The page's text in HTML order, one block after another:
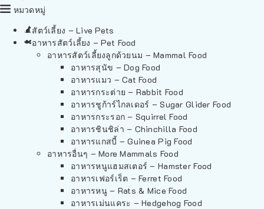
หมวดหมู่
สัตว์เลี้ยง – Live Pets
อาหารสัตว์เลี้ยง – Pet Food
อาหารสัตว์เลี้ยงลูกด้วยนม – Mammal Food
อาหารสุนัข – Dog Food
อาหารแมว – Cat Food
อาหารกระต่าย – Rabbit Food
อาหารชูก้าร์ไกลเดอร์ – Sugar Glider Food
อาหารกระรอก – Squirrel Food
อาหารชินชิล่า – Chinchilla Food
อาหารแกสบี้ – Guinea Pig Food
อาหารอื่นๆ – More Mammals Food
อาหารหนูแฮมสเตอร์ – Hamster Food
อาหารเฟอร์เร็ต – Ferret Food
อาหารหนู – Rats & Mice Food
อาหารเม่นแคระ – Hedgehog Food